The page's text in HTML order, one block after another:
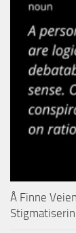
Å Finne